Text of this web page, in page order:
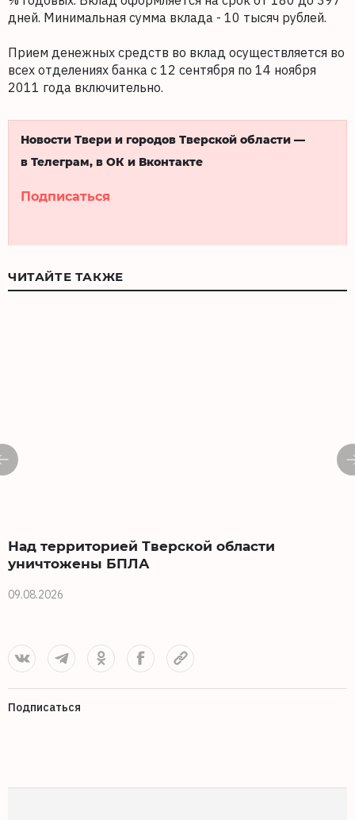
дней. Минимальная сумма вклада - 10 тысяч рублей.
Прием денежных средств во вклад осуществляется во
всех отделениях банка с 12 сентября по 14 ноября
2011 года включительно.
Новости Твери и городов Тверской области —
в Телеграм, в ОК и Вконтакте
Подписаться
ЧИТАЙТЕ ТАКЖЕ
Над территорией Тверской области
уничтожены БПЛА
09.08.2026
Подписаться